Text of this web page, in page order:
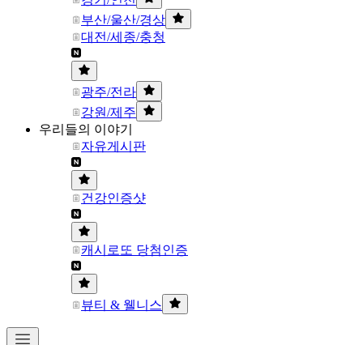
부산/울산/경상
대전/세종/충청
광주/전라
강원/제주
우리들의 이야기
자유게시판
건강인증샷
캐시로또 당첨인증
뷰티 & 웰니스